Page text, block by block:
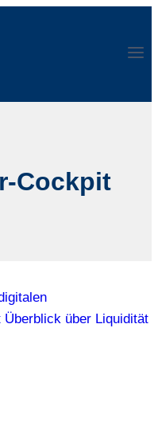
Cockpit